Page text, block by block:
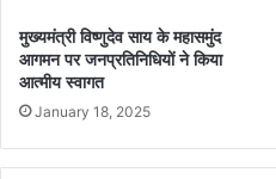
मुख्यमंत्री विष्णुदेव साय के महासमुंद
आगमन पर जनप्रतिनिधियों ने किया
आत्मीय स्वागत
January 18, 2025